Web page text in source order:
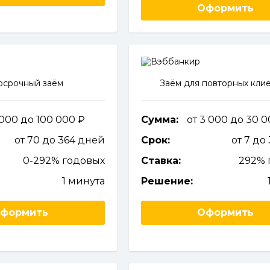
Оформить
заём
до 100 000
от 70 до 364 дней
0-292% годовых
1 минута
Заём для повторных
Сумма:
от 3 000 до 30
Срок:
от 7
Ставка:
292%
Решение:
Оформить